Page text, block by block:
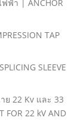
ฟ้า | ANCHOR
TAP
SLEEVE
ย 22 Kv และ 33
FOR 22 kV AND